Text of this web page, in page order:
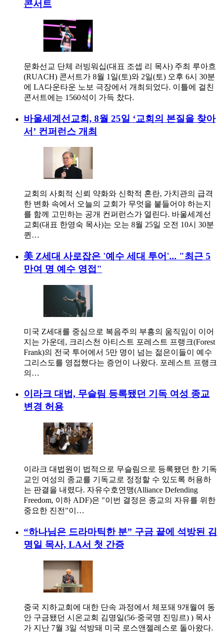
콘서트
문화선교 단체 러빙워십(대표 조셉 리 목사) 주최 루아흐
(RUACH) 콘서트가 8월 1일(토)와 2일(토) 오후 6시 30분
에 LA다운타운 노보 극장에서 개최되었다. 이틀에 걸친
콘서트에는 1560석이 가득 찼다.
바울세계선교회, 8월 25일 ‘교회의 본질을 찾아
서’ 컨퍼런스 개최
교회의 사회적 신뢰 약화와 신학적 혼란, 가치관의 급격
한 변화 속에서 오늘의 교회가 무엇을 붙들어야 하는지
를 함께 고민하는 공개 컨퍼런스가 열린다. 바울세계선
교회(대표 한영숙 목사)는 오는 8월 25일 오전 10시 30분
퀸…
美 Z세대 사로잡은 '예수 세대 투어'... "최근 5
만여 명 예수 영접"
미국 Z세대를 중심으로 복음주의 부흥의 움직임이 이어
지는 가운데, 크리스천 아티스트 포레스트 프랭크(Forest
Frank)의 전국 투어에서 5만 명이 넘는 젊은이들이 예수
그리스도를 영접했다는 증언이 나왔다. 포레스트 프랭크
의…
이라크 대법, 무슬림 등록됐던 기독 여성 종교
변경 허용
이라크 대법원이 법적으로 무슬림으로 등록됐던 한 기독
교인 여성의 종교를 기독교로 정정할 수 있도록 허용하
는 판결을 내렸다. 자유수호연맹(Alliance Defending
Freedom, 이하 ADF)은 "이번 결정은 종교의 자유를 위한
중요한 진전"이…
“하나님은 드라마틱한 분” 구금 끝에 석방된 김
명일 목사, LA서 첫 간증
중국 지하교회에 대한 단속 과정에서 체포돼 9개월여 동
안 구금됐던 시온교회 김명일(56·중국명 진밍르) ) 목사
가 지난 7월 3일 석방돼 미국 로스앤젤레스로 돌아왔다.